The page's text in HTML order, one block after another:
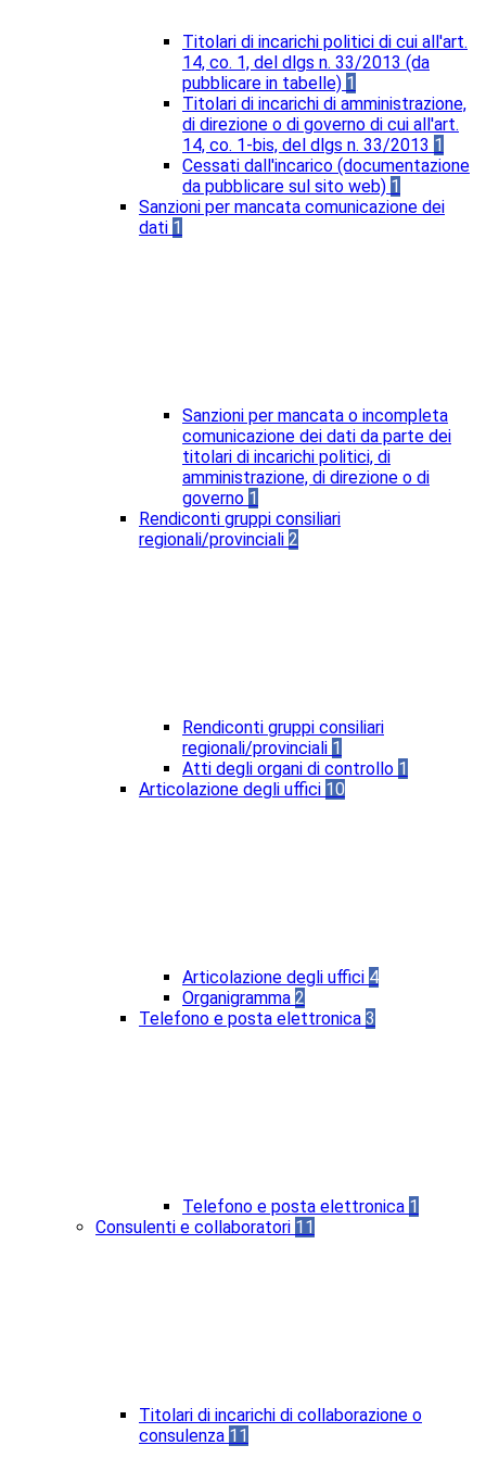
Titolari di incarichi politici di cui all'art.
14, co. 1, del dlgs n. 33/2013 (da
pubblicare in tabelle) 1
Titolari di incarichi di amministrazione,
di direzione o di governo di cui all'art.
14, co. 1-bis, del dlgs n. 33/2013 1
Cessati dall'incarico (documentazione
da pubblicare sul sito web) 1
Sanzioni per mancata comunicazione dei
dati 1
Sanzioni per mancata o incompleta
comunicazione dei dati da parte dei
titolari di incarichi politici, di
amministrazione, di direzione o di
governo 1
Rendiconti gruppi consiliari
regionali/provinciali 2
Rendiconti gruppi consiliari
regionali/provinciali 1
Atti degli organi di controllo 1
Articolazione degli uffici 10
Articolazione degli uffici 4
Organigramma 2
Telefono e posta elettronica 3
Telefono e posta elettronica 1
Consulenti e collaboratori 11
Titolari di incarichi di collaborazione o
consulenza 11